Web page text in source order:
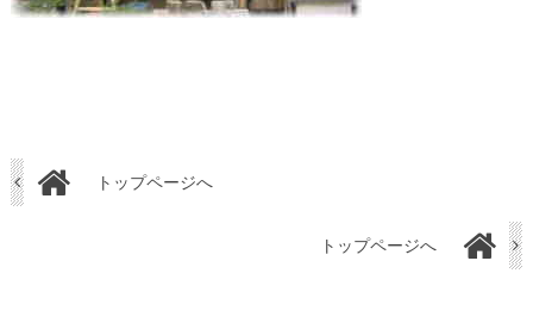
トップページへ
トップページへ